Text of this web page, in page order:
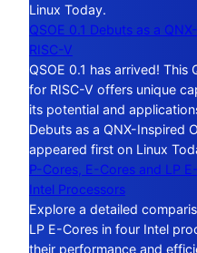
Linux Today.
QSOE 0.1 Debuts as a
RISC-V
QSOE 0.1 has arrived!
for RISC-V offers unique
its potential and
Debuts as a QNX-Inspired
appeared first on Linux
P-Cores, E-Cores and LP
Intel Processors
Explore a detailed
LP E-Cores in four Intel
their performance and